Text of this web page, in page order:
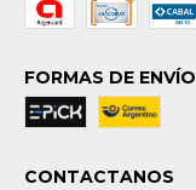
FORMAS DE ENVÍO
CONTACTANOS